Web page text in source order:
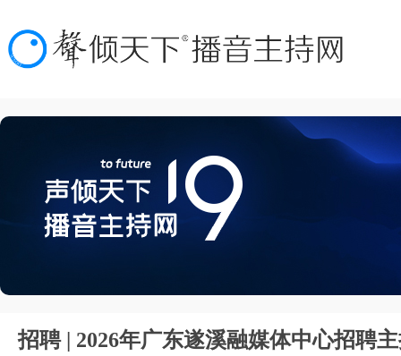
招聘 | 2026年广东遂溪融媒体中心招聘